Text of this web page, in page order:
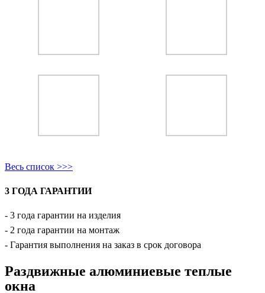
Весь список >>>
3 ГОДА ГАРАНТИИ
- 3 года гарантии на изделия
- 2 года гарантии на монтаж
- Гарантия выполнения на заказ в срок договора
Раздвижные алюминиевые теплые
окна